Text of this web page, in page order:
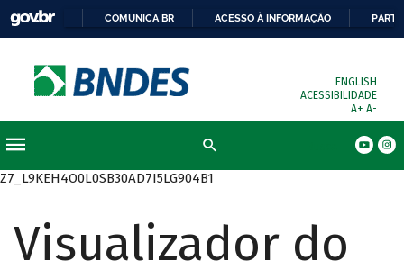
COMUNICA BR ACESSO À INFORMAÇÃO
ENGLISH
ACESSIBILIDADE
A+ A-
Z7_L9KEH4O0L0SB30AD7I5LG904B1
Visualizador do